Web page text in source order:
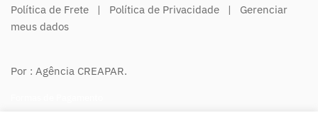
Política de Frete | Política de Privacidade | Gerenciar
meus dados
Por : Agência CREAPAR.